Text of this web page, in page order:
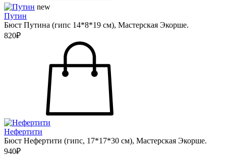
new
Путин
Бюст Путина (гипс 14*8*19 см), Мастерская Экорше.
820₽
Нефертити
Бюст Нефертити (гипс, 17*17*30 см), Мастерская Экорше.
940₽